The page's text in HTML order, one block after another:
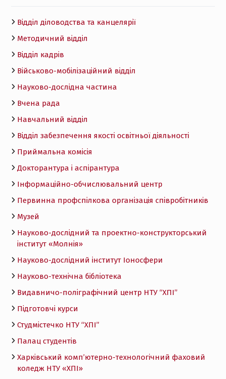
Відділ діловодства та канцелярії
Методичний відділ
Відділ кадрів
Військово-мобілізаційний відділ
Науково-дослідна частина
Вчена рада
Навчальний відділ
Відділ забезпечення якості освітньої діяльності
Приймальна комісія
Докторантура і аспірантура
Інформаційно-обчислювальний центр
Первинна профспілкова організація співробітників
Музей
Науково-дослідний та проектно-конструкторський
інститут «Молнія»
Науково-дослідний інститут Іоносфери
Науково-технічна бібліотека
Видавничо-поліграфічний центр НТУ “ХПІ”
Підготовчі курси
Студмістечко НТУ “ХПІ”
Палац студентів
Харківський комп’ютерно-технологічний фаховий
коледж НТУ «ХПI»